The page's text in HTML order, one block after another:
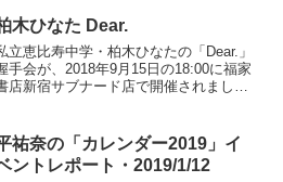
木ひなた Dear.
立恵比寿中学・柏木ひなたの「Dear.」
手会が、2018年9月15日の18:00に福家
店新宿サブナード店で開催されました
さった方々、予定を切り上げて急いで
駆けつ...
祐奈の「カレンダー2019」イ
ントレポート・2019/1/12